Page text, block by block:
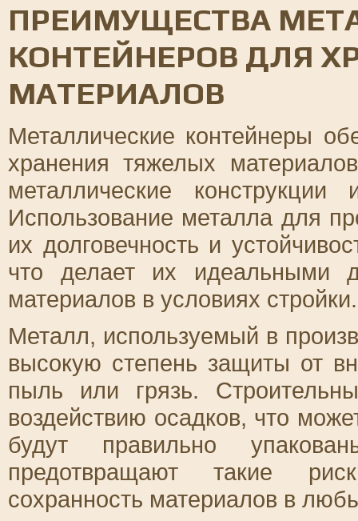
ПРЕИМУЩЕСТВА
КОНТЕЙНЕРОВ ДЛЯ
МАТЕРИАЛОВ
Металлические контейнеры
хранения тяжелых
металлические
Использование металла для
их долговечность и
что делает их идеальными
материалов в условиях стройки.
Металл, используемый в
высокую степень защиты от
пыль или грязь.
воздействию осадков, что
будут правильно
предотвращают такие
сохранность материалов в